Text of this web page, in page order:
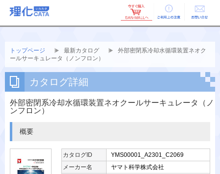
ご利用上の お問い合せ
トップページ 最新カタログ
外部密閉系冷却水循環装置ネオク
ールサーキュレータ（ノンフロン）
カタログ詳細
外部密閉系冷却水循環装置ネオクールサーキュレータ（ノ
ンフロン）
概要
カタログID
YMS00001_A2301_C2069
メーカー名
ヤマト科学株式会社